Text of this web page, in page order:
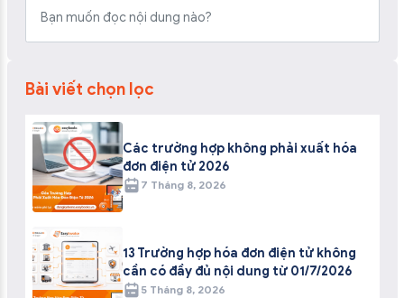
Bài viết chọn lọc
Các trường hợp không phải xuất hóa
đơn điện tử 2026
7 Tháng 8, 2026
13 Trường hợp hóa đơn điện tử không
cần có đầy đủ nội dung từ 01/7/2026
5 Tháng 8, 2026